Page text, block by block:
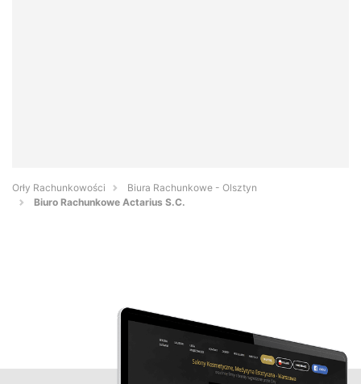
Orły Rachunkowości
Biura Rachunkowe - Olsztyn
Biuro Rachunkowe Actarius S.C.